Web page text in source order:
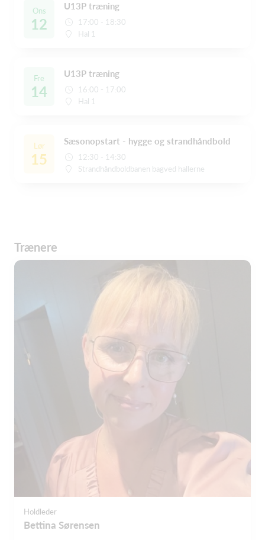
Ons
12
U13P træning
17:00 - 18:30
Hal 1
Fre
14
U13P træning
16:00 - 17:00
Hal 1
Lør
15
Sæsonopstart - hygge og strandhåndbold
12:30 - 14:30
Strandhåndboldbanen bagved hallerne
Trænere
Holdleder
Bettina Sørensen